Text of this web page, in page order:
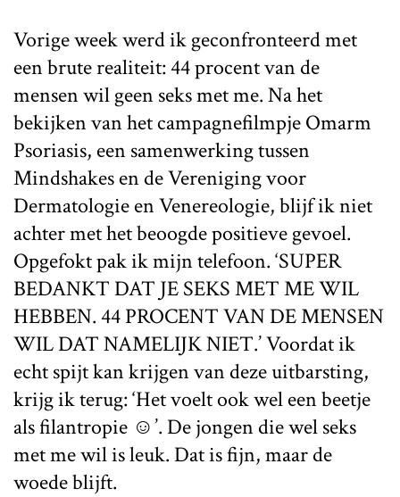
Vorige week werd ik geconfronteerd met
een brute realiteit: 44 procent van de
mensen wil geen seks met me. Na het
bekijken van het campagnefilmpje Omarm
Psoriasis, een samenwerking tussen
Mindshakes en de Vereniging voor
Dermatologie en Venereologie, blijf ik niet
achter met het beoogde positieve gevoel.
Opgefokt pak ik mijn telefoon. ‘SUPER
BEDANKT DAT JE SEKS MET ME WIL
HEBBEN. 44 PROCENT VAN DE MENSEN
WIL DAT NAMELIJK NIET.’ Voordat ik
echt spijt kan krijgen van deze uitbarsting,
krijg ik terug: ‘Het voelt ook wel een beetje
als filantropie ☺’. De jongen die wel seks
met me wil is leuk. Dat is fijn, maar de
woede blijft.